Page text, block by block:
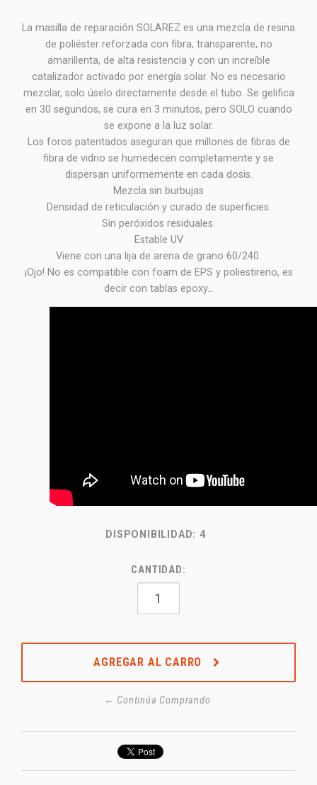
La masilla de reparación SOLAREZ es una mezcla de resina
de poliéster reforzada con fibra, transparente, no
amarillenta, de alta resistencia y con un increíble
catalizador activado por energía solar. No es necesario
mezclar, solo úselo directamente desde el tubo. Se gelifica
en 30 segundos, se cura en 3 minutos, pero SOLO cuando
se expone a la luz solar.
Los foros patentados aseguran que millones de fibras de
fibra de vidrio se humedecen completamente y se
dispersan uniformemente en cada dosis.
Mezcla sin burbujas
Densidad de reticulación y curado de superficies.
Sin peróxidos residuales.
Estable UV
Viene con una lija de arena de grano 60/240.
¡Ojo! No es compatible con foam de EPS y poliestireno, es
decir con tablas epoxy...
DISPONIBILIDAD: 4
CANTIDAD:
AGREGAR AL CARRO
← Continúa Comprando